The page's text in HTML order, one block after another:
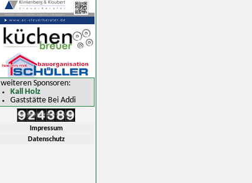
weiteren Sponsoren:
Kall Holz
Gaststätte Bei Addi
Impressum
Datenschutz